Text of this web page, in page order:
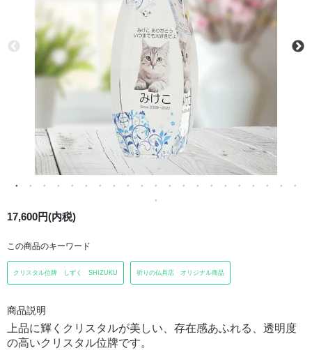
17,600円(内税)
この商品のキーワード
クリスタル位牌 しずく SHIZUKU 祈りの仏具店 オリジナル商品
商品説明
上品に輝くクリスタルが美しい、存在感あふれる、透明度
の高いクリスタル位牌です。